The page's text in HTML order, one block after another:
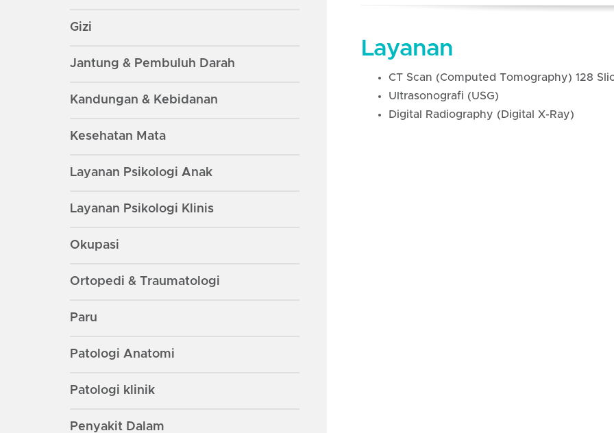
Gizi
Jantung & Pembuluh Darah
Kandungan & Kebidanan
Kesehatan Mata
Layanan Psikologi Anak
Layanan Psikologi Klinis
Okupasi
Ortopedi & Traumatologi
Paru
Patologi Anatomi
Patologi klinik
Penyakit Dalam
Layanan
CT Scan (Computed Tomography) 128
Ultrasonografi (USG)
Digital Radiography (Digital X-Ray)